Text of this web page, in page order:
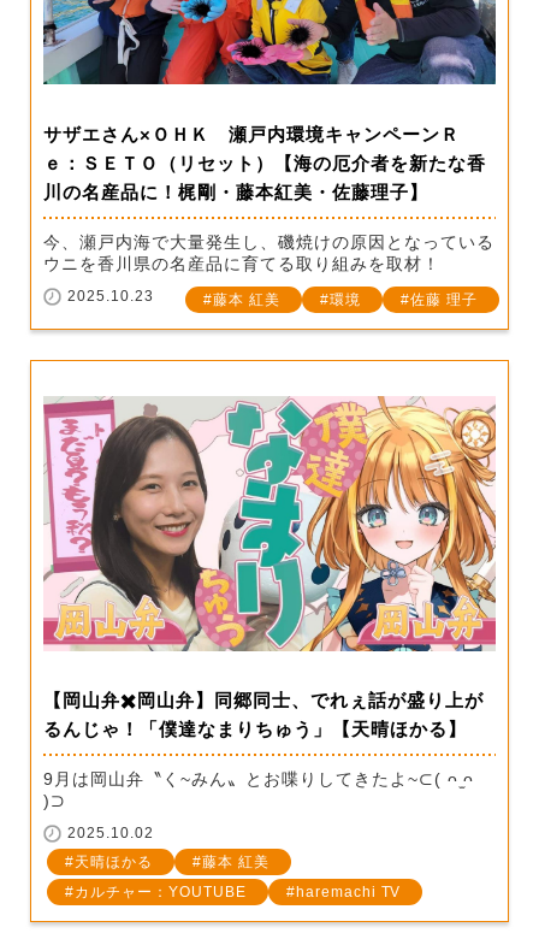
サザエさん×ＯＨＫ 瀬戸内環境キャンペーンＲ
ｅ：ＳＥＴＯ（リセット）【海の厄介者を新たな香
川の名産品に！梶剛・藤本紅美・佐藤理子】
今、瀬戸内海で大量発生し、磯焼けの原因となっている
ウニを香川県の名産品に育てる取り組みを取材！
2025.10.23 藤本 紅美 環境 佐藤 理子
【岡山弁✖️岡山弁】同郷同士、でれぇ話が盛り上が
るんじゃ！「僕達なまりちゅう」【天晴ほかる】
9月は岡山弁〝く~みん〟とお喋りしてきたよ~⊂( ᴖ ̫ᴖ
)⊃
2025.10.02
天晴ほかる
藤本 紅美
カルチャー：YOUTUBE
haremachi TV